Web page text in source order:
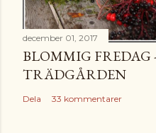
december 01, 2017
BLOMMIG FREDAG
TRÄDGÅRDEN
Dela 33 kommentarer